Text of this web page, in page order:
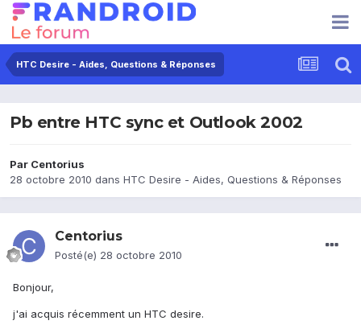
HTC Desire - Aides, Questions & Réponses
Pb entre HTC sync et Outlook 2002
Par Centorius
28 octobre 2010 dans HTC Desire - Aides, Questions & Réponses
Centorius
Posté(e) 28 octobre 2010
Bonjour,
j'ai acquis récemment un HTC desire.